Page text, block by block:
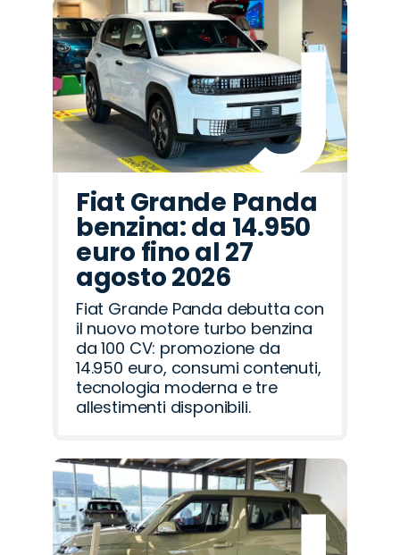
Fiat Grande Panda
benzina: da 14.950
euro fino al 27
agosto 2026
Fiat Grande Panda debutta con
il nuovo motore turbo benzina
da 100 CV: promozione da
14.950 euro, consumi contenuti,
tecnologia moderna e tre
allestimenti disponibili.